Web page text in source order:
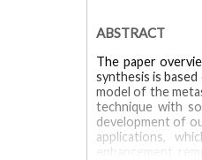
ABSTRACT
The paper
synthesis is
model of the
technique with
development of
applications,
enhancement,